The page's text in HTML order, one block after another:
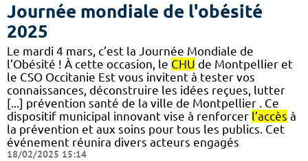
Journée mondiale de l'obésité
2025
Le mardi 4 mars, c’est la Journée Mondiale de
l’Obésité ! À cette occasion, le CHU de Montpellier et
le CSO Occitanie Est vous invitent à tester vos
connaissances, déconstruire les idées reçues, lutter
[...] prévention santé de la ville de Montpellier . Ce
dispositif municipal innovant vise à renforcer l’accès à
la prévention et aux soins pour tous les publics. Cet
événement réunira divers acteurs engagés
18/02/2025 15:14